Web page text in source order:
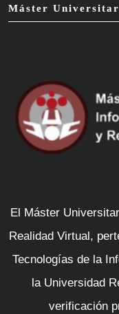
Máster
El Máster
Realidad Virtual,
Tecnologías de la
la Universidad
verificación